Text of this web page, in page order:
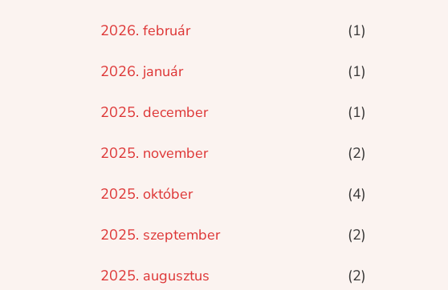
2026. február (1)
2026. január (1)
2025. december (1)
2025. november (2)
2025. október (4)
2025. szeptember (2)
2025. augusztus (2)